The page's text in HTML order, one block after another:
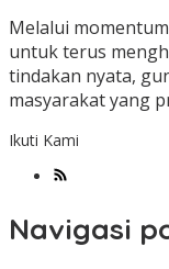
​Melalui
untuk terus
tindakan nyata,
masyarakat yang
Ikuti Kami
Navigasi